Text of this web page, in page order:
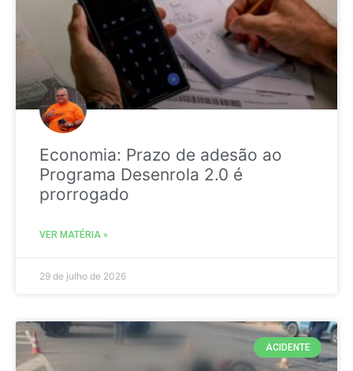
Economia: Prazo de adesão ao
Programa Desenrola 2.0 é
prorrogado
VER MATÉRIA »
29 de julho de 2026
ACIDENTE